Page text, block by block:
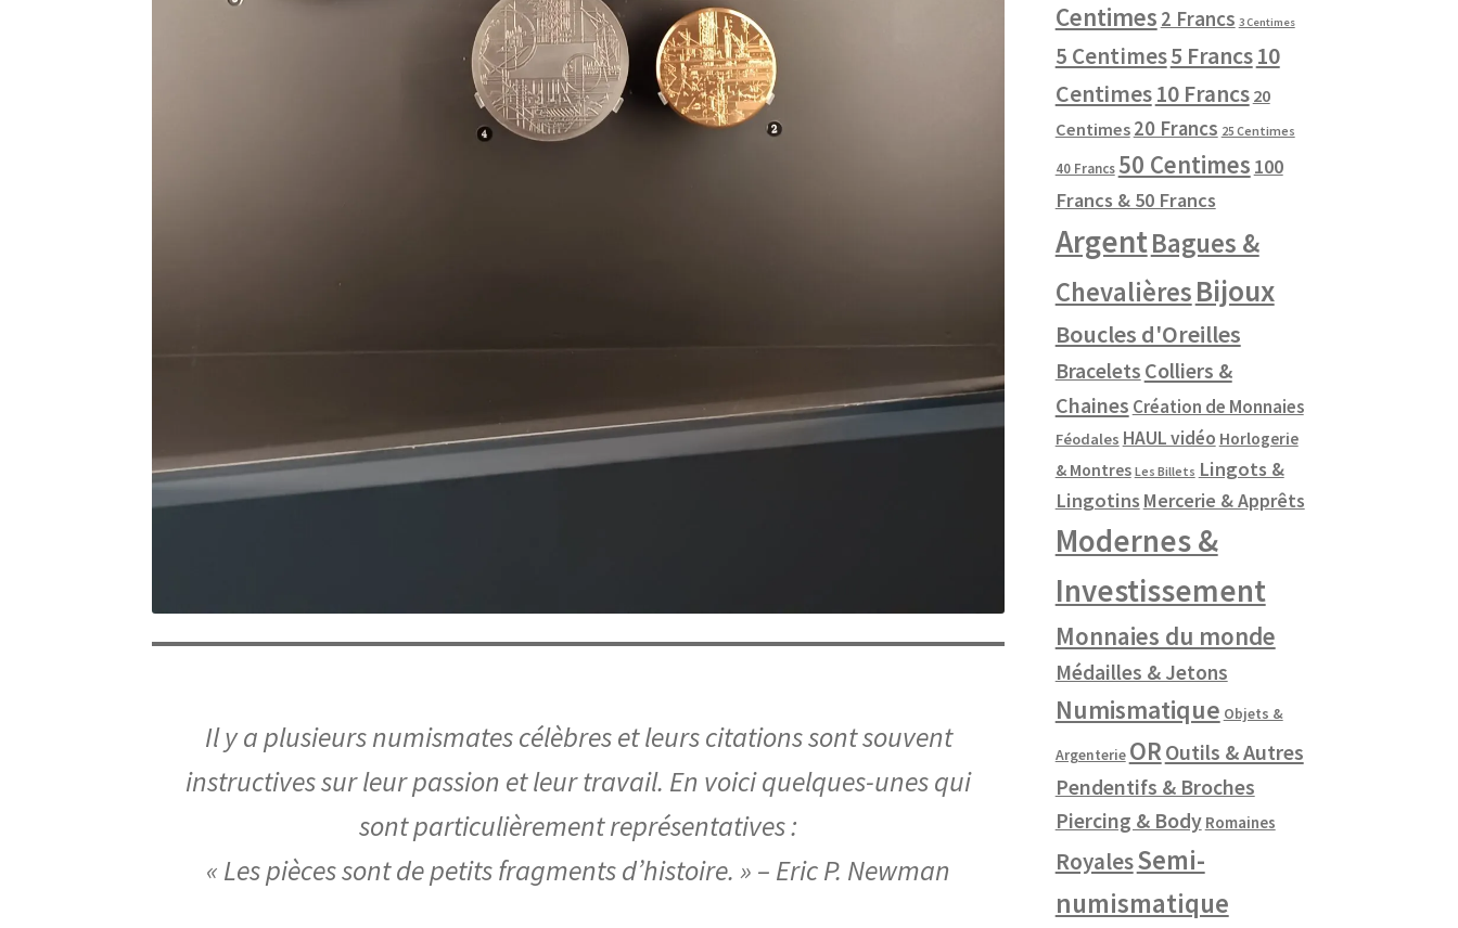
Il y a plusieurs numismates célèbres et leurs citations sont souvent
instructives sur leur passion et leur travail. En voici quelques-unes qui
sont particulièrement représentatives :
« Les pièces sont de petits fragments d’histoire. » – Eric P. Newman
Centimes 2 Francs 3 Centimes
5 Centimes5 Francs10
Centimes10 Francs 20
Centimes 20 Francs 25 Centimes
40 Francs 50 Centimes 100
Francs & 50 Francs
ArgentBagues &
ChevalièresBijoux
Boucles d'Oreilles
Bracelets Colliers &
Chaines Création de Monnaies
Féodales HAUL vidéo Horlogerie
& Montres Les Billets Lingots &
Lingotins Mercerie & Apprêts
Modernes &
Investissement
Monnaies du monde
Médailles & Jetons
Numismatique Objets &
Argenterie OR Outils & Autres
Pendentifs & Broches
Piercing & Body Romaines
RoyalesSemi-
numismatique